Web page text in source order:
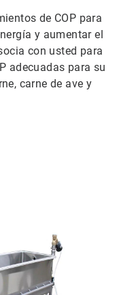
de COP para
y aumentar el
con usted para
adecuadas para su
carne de ave y